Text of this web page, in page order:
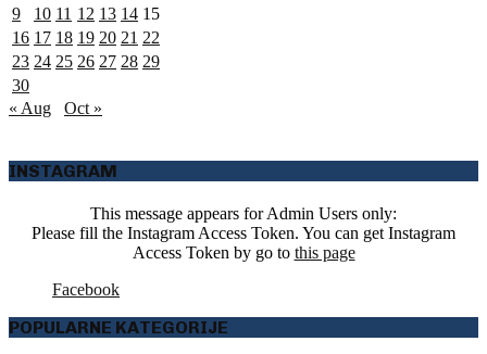
9
10 11 12 13 14 15
16 17 18 19 20 21 22
23 24 25 26 27 28 29
30
« Aug
Oct »
INSTAGRAM
This message appears for Admin Users only:
Please fill the Instagram Access Token. You can get Instagram
Access Token by go to this page
Facebook
POPULARNE KATEGORIJE